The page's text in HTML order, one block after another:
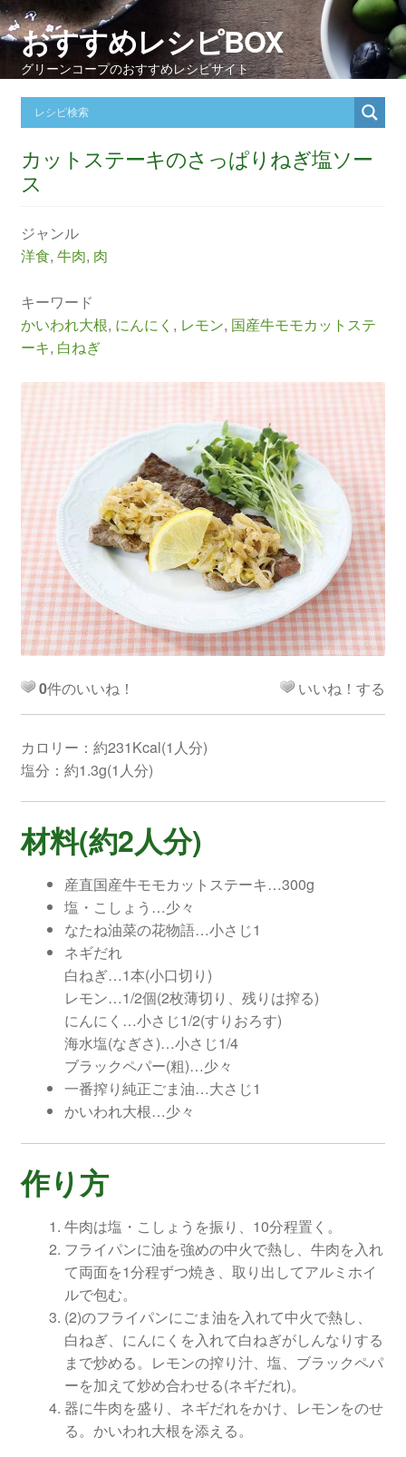
おすすめレシピBOX
グリーンコープのおすすめレシピサイト
カットステーキのさっぱりねぎ塩ソー
ス
ジャンル
洋食, 牛肉, 肉
キーワード
かいわれ大根, にんにく , レモン, 国産牛モモカットステ
ーキ, 白ねぎ
0件のいいね！ いいね！する
カロリー：約231Kcal(1人分)
塩分：約1.3g(1人分)
材料(約2人分)
産直国産牛モモカットステーキ…300g
塩・こしょう…少々
なたね油菜の花物語…小さじ1
ネギだれ
白ねぎ…1本(小口切り)
レモン…1/2個(2枚薄切り、残りは搾る)
にんにく…小さじ1/2(すりおろす)
海水塩(なぎさ)…小さじ1/4
ブラックペパー(粗)…少々
一番搾り純正ごま油…大さじ1
かいわれ大根…少々
作り方
牛肉は塩・こしょうを振り、10分程置く。
フライパンに油を強めの中火で熱し、牛肉を入れ
て両面を1分程ずつ焼き、取り出してアルミホイ
ルで包む。
(2)のフライパンにごま油を入れて中火で熱し、
白ねぎ、にんにくを入れて白ねぎがしんなりする
まで炒める。レモンの搾り汁、塩、ブラックペパ
ーを加えて炒め合わせる(ネギだれ)。
器に牛肉を盛り、ネギだれをかけ、レモンをのせ
る。かいわれ大根を添える。